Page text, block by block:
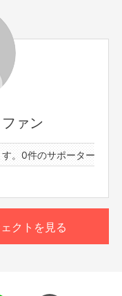
ァン
0件のサポーターと9件
タルカメラのみ撮
。（スマートフォ
ご了承くださ
ださい。
撮影はそちらでお
す。また、他のお
をお願い致します。
て、商用利用はお
カメラマン】の証明
来られなかった場
クトを見る